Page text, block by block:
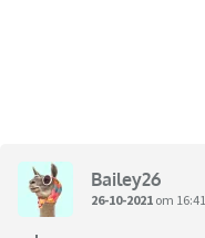
Bailey26
26-10-2021 om 16:41